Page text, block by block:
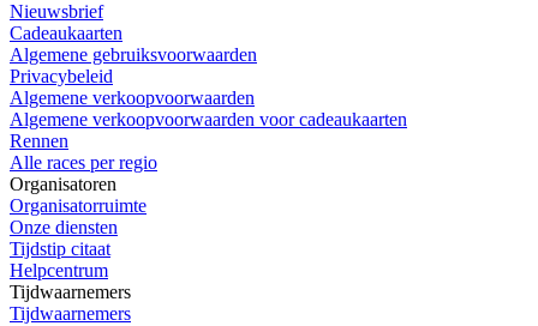
Nieuwsbrief
Cadeaukaarten
Algemene gebruiksvoorwaarden
Privacybeleid
Algemene verkoopvoorwaarden
Algemene verkoopvoorwaarden voor cadeaukaarten
Rennen
Alle races per regio
Organisatoren
Organisatorruimte
Onze diensten
Tijdstip citaat
Helpcentrum
Tijdwaarnemers
Tijdwaarnemers